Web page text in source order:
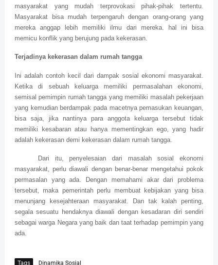
masyarakat yang mudah terprovokasi pihak-pihak tertentu.
Masyarakat bisa mudah terpengaruh dengan orang-orang yang
mereka anggap lebih memiliki ilmu dari mereka. hal ini bisa
memicu konflik yang berujung pada kekerasan.
Terjadinya kekerasan dalam rumah tangga
Ini adalah contoh kecil dari dampak sosial ekonomi masyarakat.
Ketika di sebuah keluarga memiliki permasalahan ekonomi,
semisal pemimpin rumah tangga yang memiliki masalah pekerjaan
yang kemudian berdampak pada macetnya pemasukan keuangan,
bisa saja, jika nantinya para anggota keluarga tersebut tidak
memiliki kesabaran atau hanya mementingkan ego, yang hadir
adalah kekerasan demi kekerasan dalam rumah tangga.
Dari itu, penyelesaian dari masalah sosial ekonomi
masyarakat, perlu diawali dengan benar-benar mengetahui pokok
permasalan yang ada. Dengan memahami akar dari problema
tersebut, maka pemerintah perlu membuat kebijakan yang bisa
menunjang kesejahteraan masyarakat. Dan tak kalah penting,
segala sesuatu hendaknya diawali dengan kesadaran diri sendiri
sebagai warga Negara yang baik dan taat terhadap pemimpin yang
ada.
Tags Dinamika Sosial